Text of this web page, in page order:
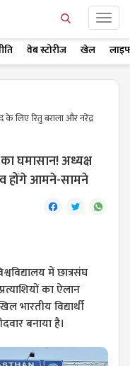
वेब स्टोरीज खेल
लिए रितु बराला और नरेंद्र
घमासान! अध्यक्ष
होंगे आमने-सामने
में छात्रसंघ
का ऐलान
विद्यार्थी
बनाया है।